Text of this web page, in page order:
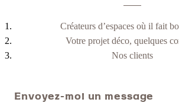
Créateurs d’espaces où il fait
Votre projet déco, quelques
Nos clients
Envoyez-moi un message